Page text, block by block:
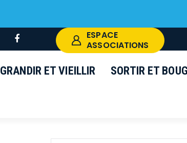
vers
compte
ESPACE
ASSOCIATIONS
GRANDIR ET VIEILLIR SORTIR ET